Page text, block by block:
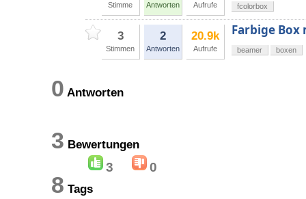
Stimme Antworten Aufrufe fcolorbox
3
Stimmen
2
Antworten
20.9k
Aufrufe
Farbige Box
beamer boxen
0 Antworten
3 Bewertungen
3 0
8 Tags